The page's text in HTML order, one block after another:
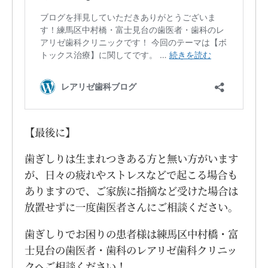
【最後に】
歯ぎしりは生まれつきある方と無い方がいます
が、日々の疲れやストレスなどで起こる場合も
ありますので、ご家族に指摘など受けた場合は
放置せずに一度歯医者さんにご相談ください。
歯ぎしりでお困りの患者様は練馬区中村橋・富
士見台の歯医者・歯科のレアリゼ歯科クリニッ